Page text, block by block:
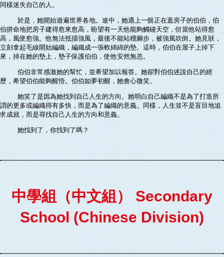
同樣迷失自己的人。
於是，她開始遊遍世界各地。途中，她遇上一個正在蓋房子的伯伯，伯
伯拼命地把房子建得愈來愈高，盼望有一天他能夠觸碰天空，但當他站得愈
高，風便愈強。他無法抵擋強風，最後不能站穩腳步，被強風吹倒。她見狀，
立刻拿起毛線開始編織，編織成一張軟綿綿的墊。這時，伯伯在屋子上掉下
來，掉在她的墊上，墊子保護伯伯，使他安然無恙。
伯伯非常感激她的幫忙，並希望加以報答。她卻對伯伯述說自己的經
歷，希望伯伯能夠醒悟。伯伯如夢初醒，她會心微笑。
她笑了是因為她找到自己人生的方向。她明白自己編織不是為了打造所
謂的更多或編織得有多快，而是為了編織的意義。同樣，人生並不是盲目地追
求成就，而是尋找自己人生的方向和意義。
她找到了，你找到了嗎？
中學組（中文組） Secondary
School (Chinese Division)